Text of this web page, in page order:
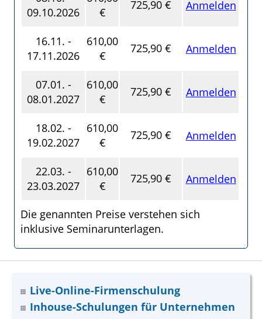
09.10.2026
€
725,90 € Anmelden
16.11. -
17.11.2026
610,00
€
725,90 € Anmelden
07.01. -
08.01.2027
610,00
€
725,90 € Anmelden
18.02. -
19.02.2027
610,00
€
725,90 € Anmelden
22.03. -
23.03.2027
610,00
€
725,90 € Anmelden
Die genannten Preise verstehen sich
inklusive Seminarunterlagen.
Live-Online-Firmenschulung
Inhouse-Schulungen für Unternehmen